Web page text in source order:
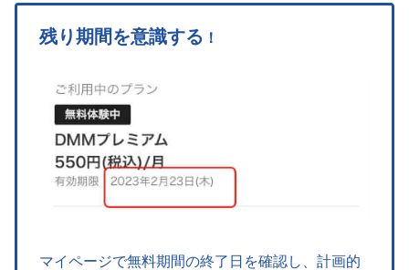
残り期間を意識する ！
マイページで無料期間の終了日を確認し、計画的